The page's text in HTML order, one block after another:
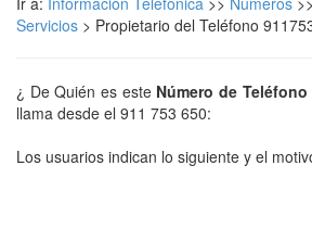
Servicios > Propietario del Teléfono
¿ De Quién es este Número de Teléfono
llama desde el 911 753 650:
Los usuarios indican lo siguiente y el